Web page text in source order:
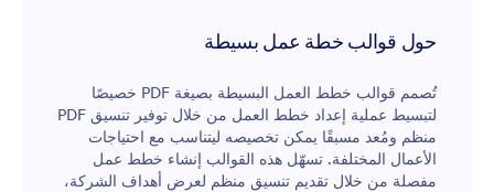
حول قوالب خطة عمل بسيطة
تُصمم قوالب خطط العمل البسيطة بصيغة PDF خصيصًا
لتبسيط عملية إعداد خطط العمل من خلال توفير تنسيق PDF
منظم ومُعد مسبقًا يمكن تخصيصه ليتناسب مع احتياجات
الأعمال المختلفة. تسهّل هذه القوالب إنشاء خطط عمل
مفصلة من خلال تقديم تنسيق منظم لعرض أهداف الشركة،